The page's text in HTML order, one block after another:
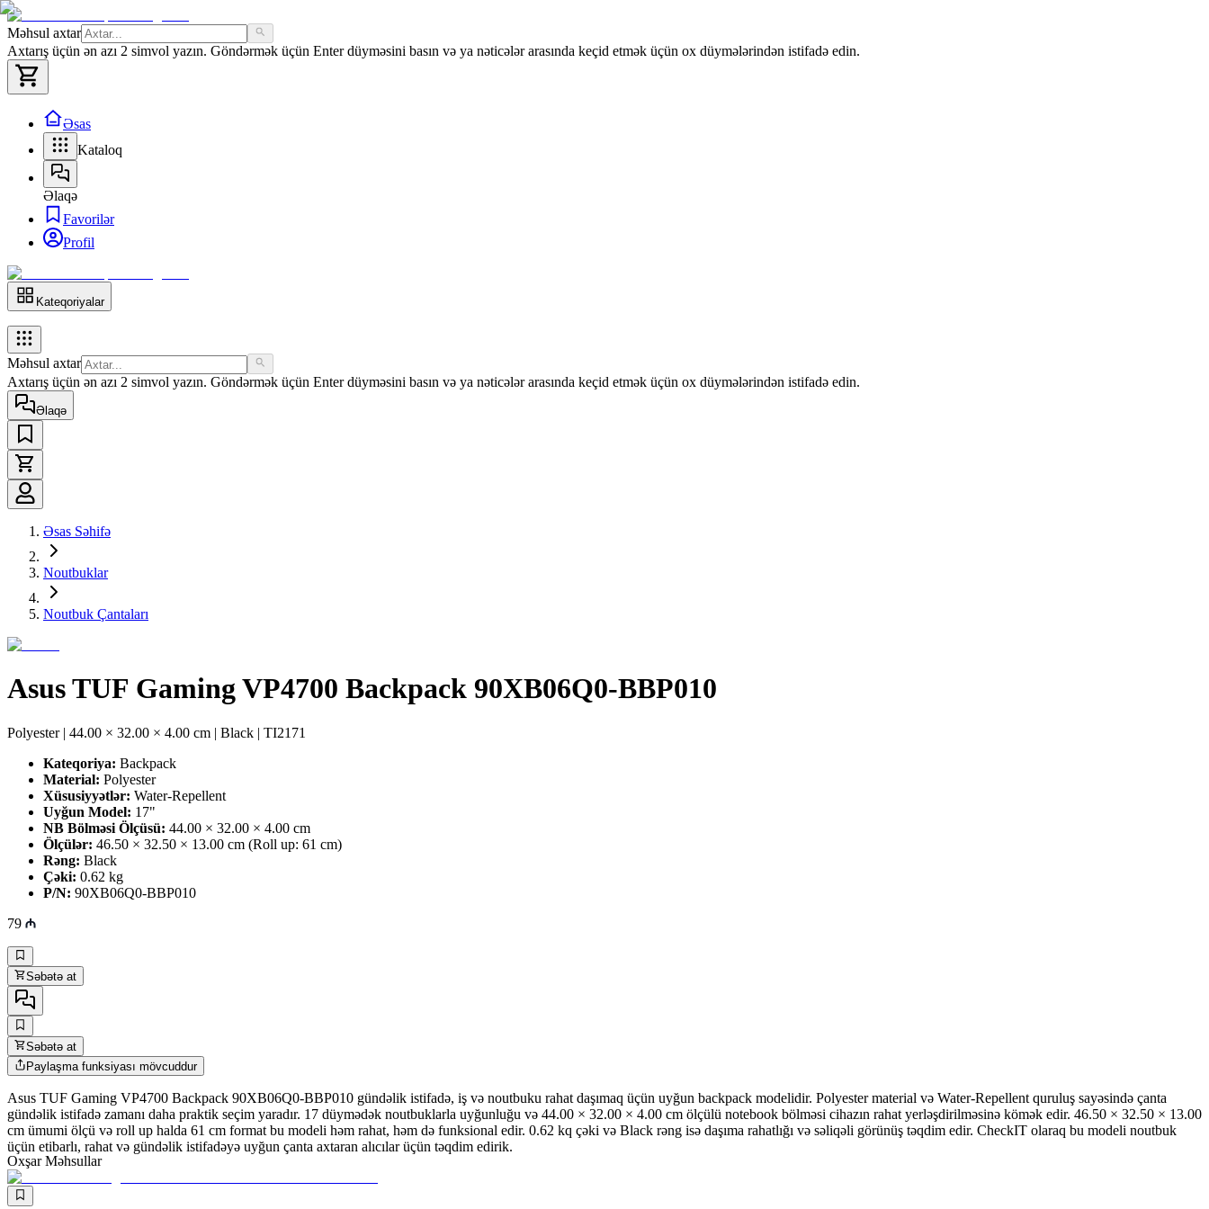
Məhsul axtar
Axtarış üçün ən azı 2 simvol yazın. Göndərmək üçün Enter düyməsini basın və ya nəticələr arasında keçid etmək üçün ox düymələrindən istifadə edin.
Əsas
Kataloq
Əlaqə
Favorilər
Profil
Kateqoriyalar
Məhsul axtar
Axtarış üçün ən azı 2 simvol yazın. Göndərmək üçün Enter düyməsini basın və ya nəticələr arasında keçid etmək üçün ox düymələrindən istifadə edin.
Əlaqə
Əsas Səhifə
Noutbuklar
Noutbuk Çantaları
Asus TUF Gaming VP4700 Backpack 90XB06Q0-BBP010
Polyester | 44.00 × 32.00 × 4.00 cm | Black | TI2171
Kateqoriya: Backpack
Material: Polyester
Xüsusiyyətlər: Water-Repellent
Uyğun Model: 17"
NB Bölməsi Ölçüsü: 44.00 × 32.00 × 4.00 cm
Ölçülər: 46.50 × 32.50 × 13.00 cm (Roll up: 61 cm)
Rəng: Black
Çəki: 0.62 kg
P/N: 90XB06Q0-BBP010
79
Səbətə at
Səbətə at
Paylaşma funksiyası mövcuddur
Asus TUF Gaming VP4700 Backpack 90XB06Q0-BBP010 gündəlik istifadə, iş və noutbuku rahat daşımaq üçün uyğun backpack modelidir. Polyester material və Water-Repellent quruluş sayəsində çanta
gündəlik istifadə zamanı daha praktik seçim yaradır. 17 düymədək noutbuklarla uyğunluğu və 44.00 × 32.00 × 4.00 cm ölçülü notebook bölməsi cihazın rahat yerləşdirilməsinə kömək edir. 46.50 × 32.50 × 13.00
cm ümumi ölçü və roll up halda 61 cm format bu modeli həm rahat, həm də funksional edir. 0.62 kq çəki və Black rəng isə daşıma rahatlığı və səliqəli görünüş təqdim edir. CheckIT olaraq bu modeli noutbuk
üçün etibarlı, rahat və gündəlik istifadəyə uyğun çanta axtaran alıcılar üçün təqdim edirik.
Oxşar Məhsullar